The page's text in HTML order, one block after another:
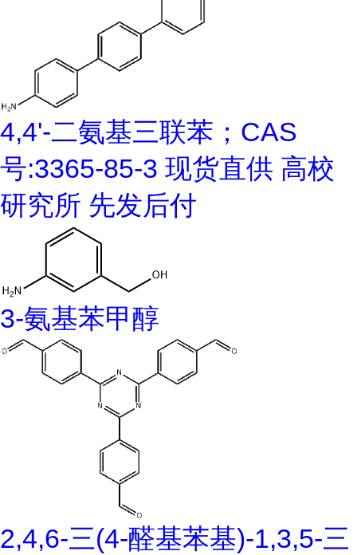
4,4'-二氨基三联苯；CAS
号:3365-85-3 现货直供 高校
研究所 先发后付
3-氨基苯甲醇
2,4,6-三(4-醛基苯基)-1,3,5-三